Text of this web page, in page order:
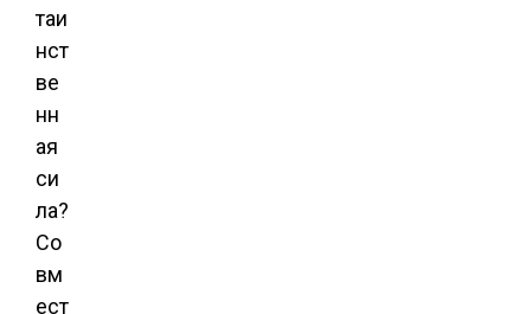
таи
нст
ве
нн
ая
си
ла?
Со
вм
ест